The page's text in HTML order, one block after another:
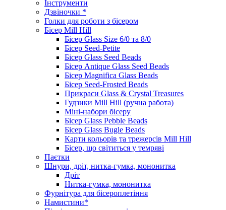
Інструменти
Дзвіночки *
Голки для роботи з бісером
Бісер Mill Hill
Бісер Glass Size 6/0 та 8/0
Бісер Seed-Petite
Бісер Glass Seed Beads
Бісер Antique Glass Seed Beads
Бісер Magnifica Glass Beads
Бісер Seed-Frosted Beads
Прикраси Glass & Crystal Treasures
Гудзики Mill Hill (ручна работа)
Міні-набори бісеру
Бісер Glass Pebble Beads
Бісер Glass Bugle Beads
Карти кольорів та трежерсів Mill Hill
Бісер, що світиться у темряві
Паєтки
Шнури, дріт, нитка-гумка, мононитка
Дріт
Нитка-гумка, мононитка
Фурнітура для бісероплетіння
Намистини*